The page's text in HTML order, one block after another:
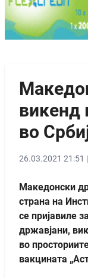
викенд
во
26.03.2021 21:51 |
Македонски
страна на
се пријавиле
државјани,
во
вакцината